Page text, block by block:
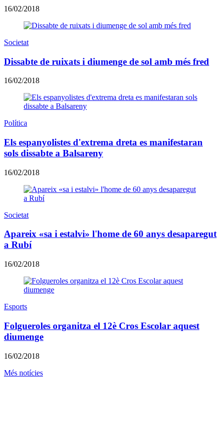
16/02/2018
Societat
Dissabte de ruixats i diumenge de sol amb més fred
16/02/2018
Política
Els espanyolistes d'extrema dreta es manifestaran
sols dissabte a Balsareny
16/02/2018
Societat
Apareix «sa i estalvi» l'home de 60 anys desaparegut
a Rubí
16/02/2018
Esports
Folgueroles organitza el 12è Cros Escolar aquest
diumenge
16/02/2018
Més notícies